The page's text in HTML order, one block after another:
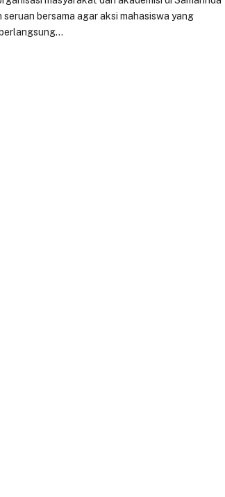
seruan bersama agar aksi mahasiswa yang